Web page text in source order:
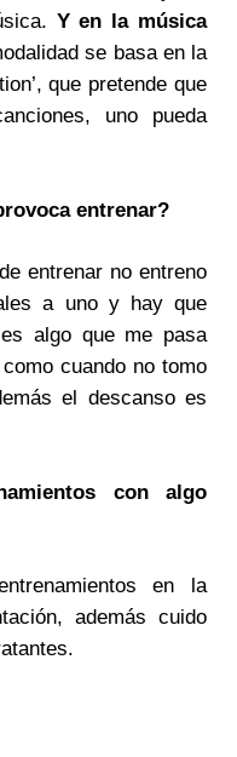
Y en la música
se basa en la
que pretende que
uno pueda
entrenar?
entrenar no entreno
a uno y hay que
algo que me pasa
cuando no tomo
el descanso es
con algo
en la
además cuido